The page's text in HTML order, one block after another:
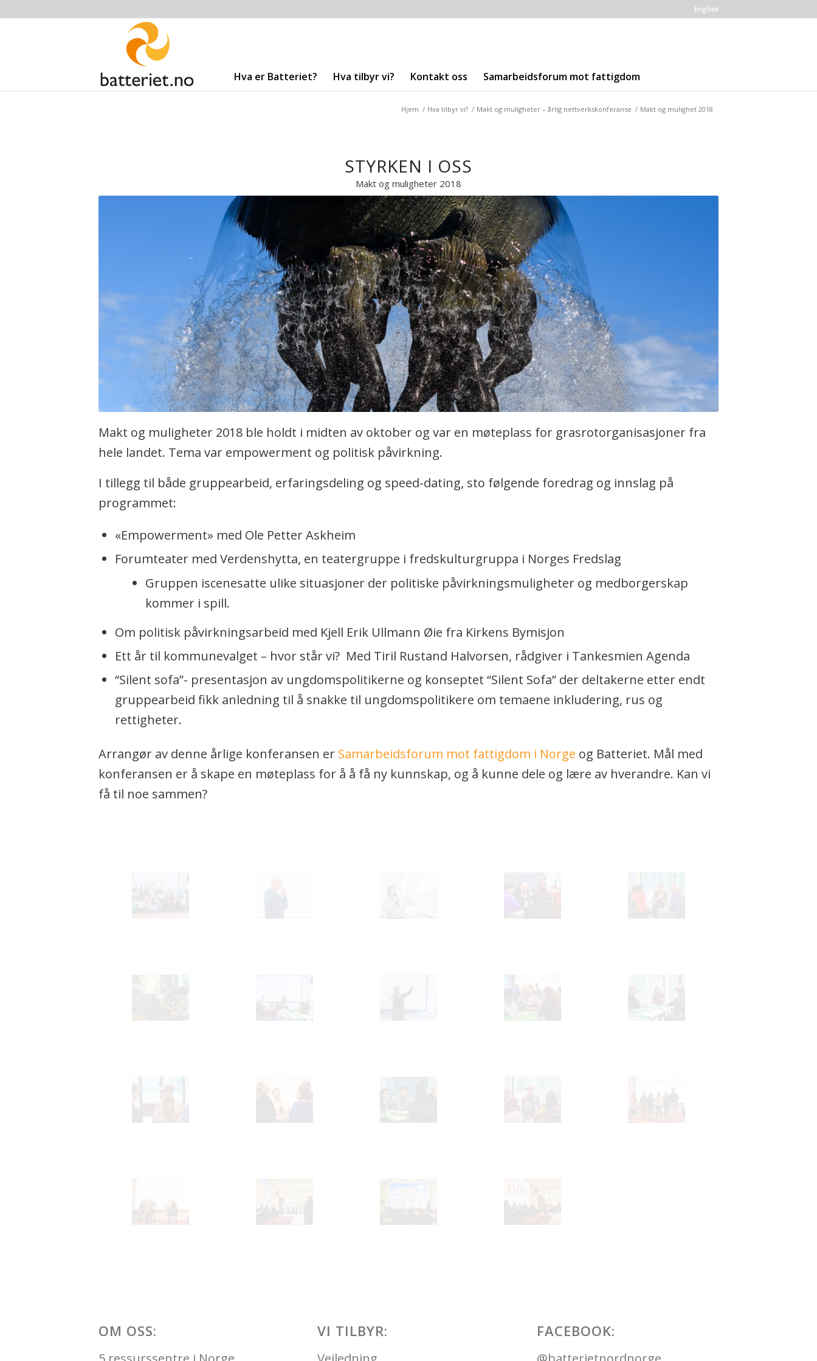
English
Hva er Batteriet? Hva tilbyr vi? Kontakt oss Samarbeidsforum mot fattigdom
Hjem / Hva tilbyr vi? / Makt og muligheter – årlig nettverkskonferanse / Makt og mulighet 2018
STYRKEN I OSS
Makt og muligheter 2018
Makt og muligheter 2018 ble holdt i midten av oktober og var en møteplass for grasrotorganisasjoner fra
hele landet. Tema var empowerment og politisk påvirkning.
I tillegg til både gruppearbeid, erfaringsdeling og speed-dating, sto følgende foredrag og innslag på
programmet:
«Empowerment» med Ole Petter Askheim
Forumteater med Verdenshytta, en teatergruppe i fredskulturgruppa i Norges Fredslag
Gruppen iscenesatte ulike situasjoner der politiske påvirkningsmuligheter og medborgerskap
kommer i spill.
Om politisk påvirkningsarbeid med Kjell Erik Ullmann Øie fra Kirkens Bymisjon
Ett år til kommunevalget – hvor står vi? Med Tiril Rustand Halvorsen, rådgiver i Tankesmien Agenda
“Silent sofa”- presentasjon av ungdomspolitikerne og konseptet “Silent Sofa” der deltakerne etter endt
gruppearbeid fikk anledning til å snakke til ungdomspolitikere om temaene inkludering, rus og
rettigheter.
Arrangør av denne årlige konferansen er Samarbeidsforum mot fattigdom i Norge og Batteriet. Mål med
konferansen er å skape en møteplass for å å få ny kunnskap, og å kunne dele og lære av hverandre. Kan vi
få til noe sammen?
OM OSS: VI TILBYR: FACEBOOK: